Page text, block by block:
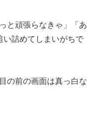
と頑張らなきゃ」「あ
い詰めてしまいがちで
の前の画面は真っ白な